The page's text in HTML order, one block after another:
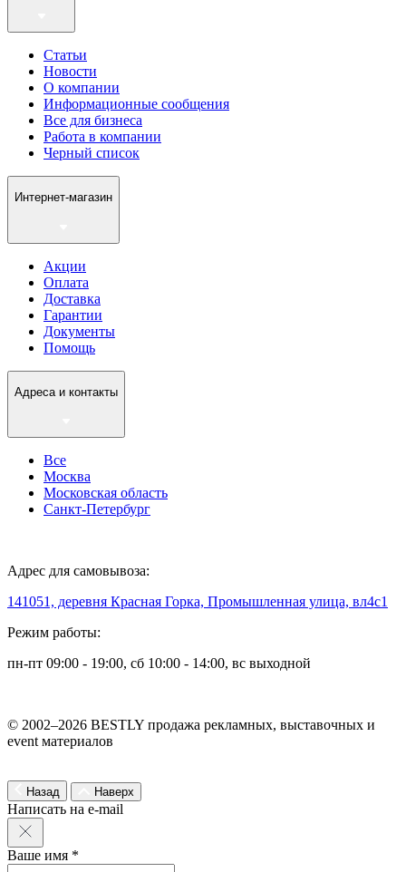
Статьи
Новости
О компании
Информационные сообщения
Все для бизнеса
Работа в компании
Черный список
Интернет-магазин
Акции
Оплата
Доставка
Гарантии
Документы
Помощь
Адреса и контакты
Все
Москва
Московская область
Санкт-Петербург
Адрес для самовывоза:
141051, деревня Красная Горка, Промышленная улица, вл4с1
Режим работы:
пн-пт 09:00 - 19:00, сб 10:00 - 14:00, вс выходной
© 2002–2026 BESTLY продажа рекламных, выставочных и
event материалов
Назад Наверх
Написать на e-mail
Ваше имя *